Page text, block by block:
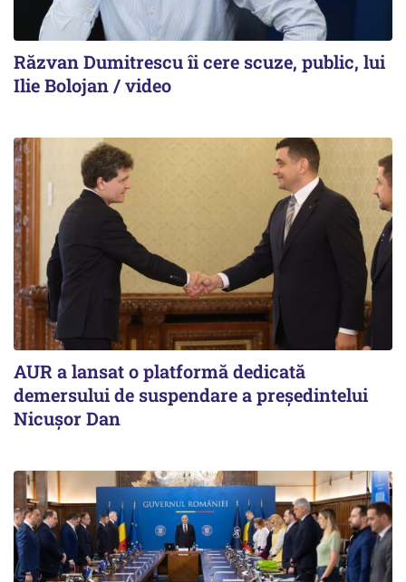
Răzvan Dumitrescu îi cere scuze, public, lui
Ilie Bolojan / video
AUR a lansat o platformă dedicată
demersului de suspendare a președintelui
Nicușor Dan